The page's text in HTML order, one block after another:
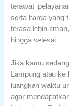
terawat,
serta harga yang
terasa lebih
hingga selesai.
Jika kamu
Lampung atau
luangkan waktu
agar